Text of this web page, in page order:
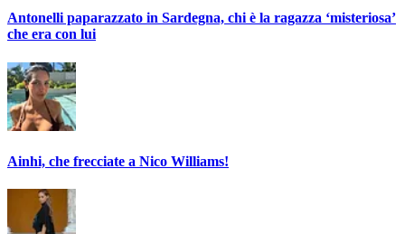
Antonelli paparazzato in Sardegna, chi è la ragazza ‘misteriosa’
che era con lui
Ainhi, che frecciate a Nico Williams!